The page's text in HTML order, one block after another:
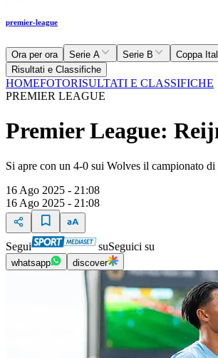
premier-league
Ora per ora Serie A Serie B Coppa
Risultati e Classifiche
HOMEFOTORISULTATI E CLASSIFICHE
PREMIER LEAGUE
Premier League:
Si apre con un 4-0 sui Wolves il campionato
16 Ago 2025 - 21:08
16 Ago 2025 - 21:08
Segui suSeguici su
whatsapp discover